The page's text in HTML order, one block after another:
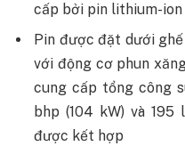
cấp bởi pin lithium-ion
Pin được đặt dưới
với động cơ phun
cung cấp tổng công
bhp (104 kW) và 195
được kết hợp